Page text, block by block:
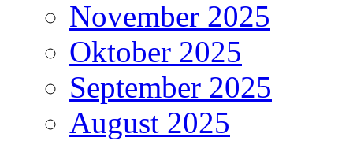
November 2025
Oktober 2025
September 2025
August 2025